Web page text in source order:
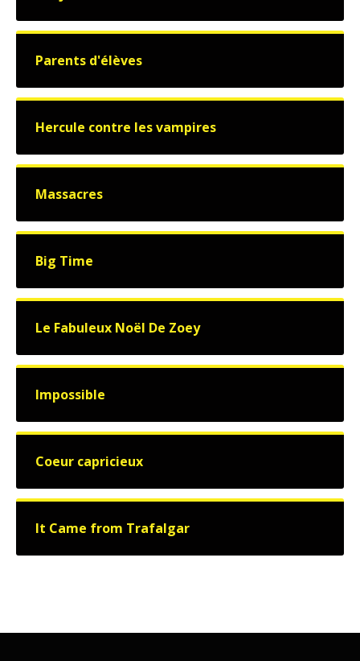
Parents d'élèves
Hercule contre les vampires
Massacres
Big Time
Le Fabuleux Noël De Zoey
Impossible
Coeur capricieux
It Came from Trafalgar